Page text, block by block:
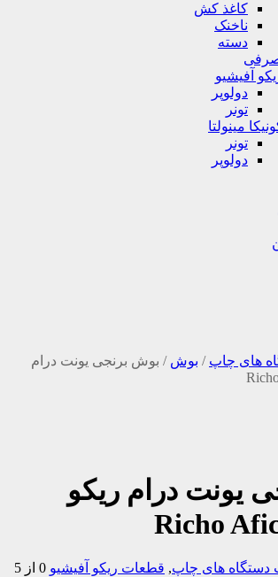
کاغذ کش
ناخنک
دسته
آفیشیو
دولوپر
تونر
مینولتا
تونر
دولوپر
های چاپ / بوش / بوش برنجی یونت درام
یونت درام ریکو
دستگاه های چاپ, قطعات ریکو آفیشیو 0 از 5